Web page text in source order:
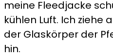
meine Fleedjacke
kühlen Luft. Ich ziehe
der Glaskörper der
hin.